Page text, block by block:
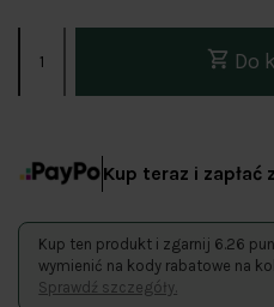
Do
Kup teraz i zapłać
Kup ten produkt i zgarnij 6.26
wymienić na kody rabatowe na
Sprawdź szczegóły.